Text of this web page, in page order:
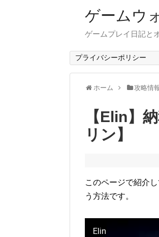
ゲームウ
ゲームプレイ日記と
プライバシーポリシー
ホーム 攻略情
【Elin】
リン】
このページで紹介
う方法です。
Elin